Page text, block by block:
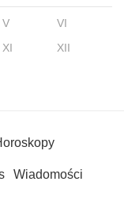
V
VI
XI XII
Wiadomości